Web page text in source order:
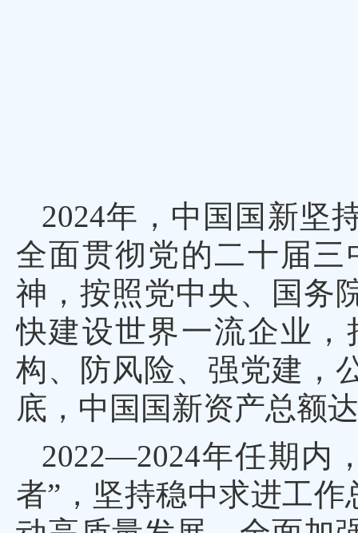
2024年，中国国新坚
全面贯彻党的二十届
神，按照党中央、国务
快建设世界一流企业
构、防风险、强党建，
底，中国国新资产总额
2022—2024年任期内
者”，坚持稳中求进工